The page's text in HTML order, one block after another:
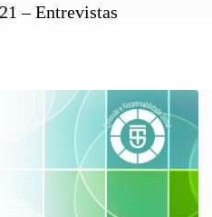
– Entrevistas